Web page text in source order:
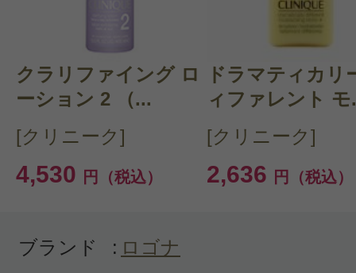
(ヘア)/オーガニックコスメ・自然派/
購入品：ボリュームシャンプー・ビ
オーガニックですが、少量でとても
わたし自身は、もともと毛量が多く
ってるので、早めのエイジングケ
クラリファイング ロ
ーション 2 （...
[クリニーク]
4,530 円（税込）
ドラマティカリ
ィファレント モ
[クリニーク]
2,636 円（税込）
ブランド : ロゴナ